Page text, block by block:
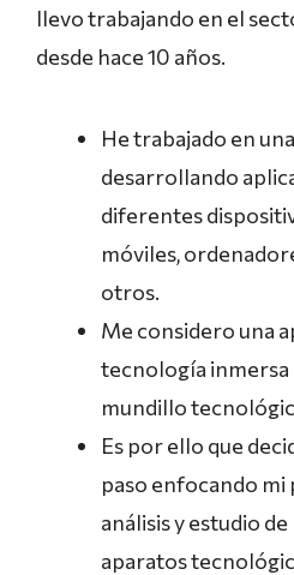
llevo trabajando en el
desde hace 10 años.
He trabajado en
desarrollando
diferentes
móviles,
otros.
Me considero una
tecnología inmersa
mundillo
Es por ello que
paso enfocando
análisis y estudio
aparatos